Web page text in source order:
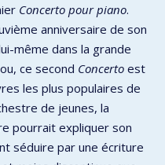
Concerto pour piano.
anniversaire de son
même dans la grande
ce second Concerto est
les plus populaires de
de jeunes, la
pourrait expliquer son
séduire par une écriture